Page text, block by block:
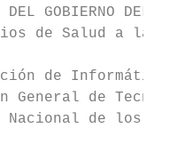
DEL GOBIERNO DEL
de Salud a la
de
General de
Nacional de los